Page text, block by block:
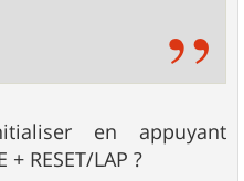
en appuyant
RESET/LAP ?